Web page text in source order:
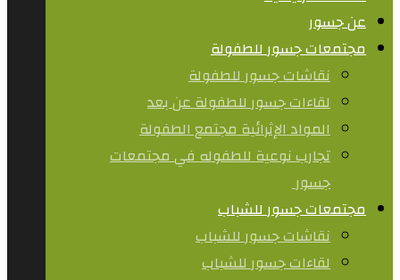
عن جسور
مجتمعات جسور للطفولة
نقاشات جسور للطفولة
لقاءات جسور للطفولة عن بعد
المواد الإثرائية مجتمع الطفولة
تجارب نوعية للطفوله في مجتمعات
جسور ​
مجتمعات جسور للشباب
نقاشات جسور للشباب
لقاءات جسور للشباب